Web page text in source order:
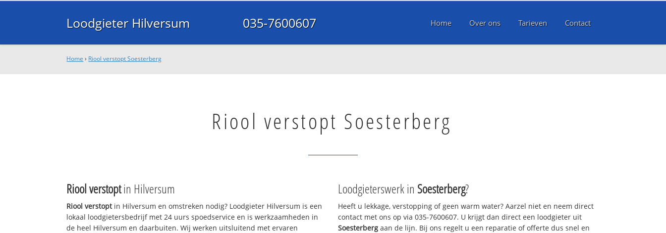
Loodgieter Hilversum 035-7600607 Home Over ons Tarieven Contact
Home › Riool verstopt Soesterberg
Riool verstopt Soesterberg
Riool verstoptin Hilversum
Riool verstoptin Hilversum en omstreken nodig? Loodgieter Hilversum is een
lokaal loodgietersbedrijf met 24 uurs spoedservice en is werkzaamheden in
de heel Hilversum en daarbuiten. Wij werken uitsluitend met ervaren
Loodgieterswerk in Soesterberg?
Heeft u lekkage, verstopping of geen warm water? Aarzel niet en neem direct
contact met ons op via 035-7600607. U krijgt dan direct een loodgieter uit
Soesterberg aan de lijn. Bij ons regelt u een reparatie of offerte dus snel en